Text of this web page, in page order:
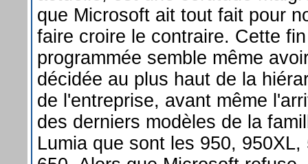
que Microsoft ait tout fait pour
faire croire le contraire. Cette fin
programmée semble même
décidée au plus haut de la
de l'entreprise, avant même
des derniers modèles de la
Lumia que sont les 950, 950XL,